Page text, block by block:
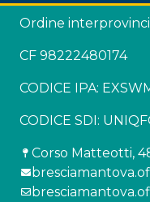
Ordine
CF 98222480174
CODICE IPA:
CODICE SDI:
Corso Matteotti,